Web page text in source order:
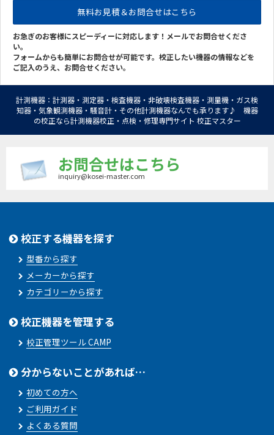
無料お見積＆お問合せはこちら
お急ぎのお客様にスピーディーに対応します！メールでお問合せくださ
い。
フォームからも簡単にお問合せが可能です。校正したい機器の情報などを
ご記入のうえ、お問合せください。
計測機器：計測器・測定器・検査機器・非破壊検査機器・測量機・ガス検
知器・気象観測機器・騒音計・その他計測機器なんでも承ります♪ 機器
の校正なら計測機器校正・点検・修理専門サイト 校正マスター
お問合せはこちら
inquiry@kosei-master.com
校正する機器を探す
型番から探す
メーカーから探す
カテゴリーから探す
校正機器を管理する
校正管理ツール CAMP
分からないことがあれば…
初めての方へ
ご利用ガイド
よくある質問